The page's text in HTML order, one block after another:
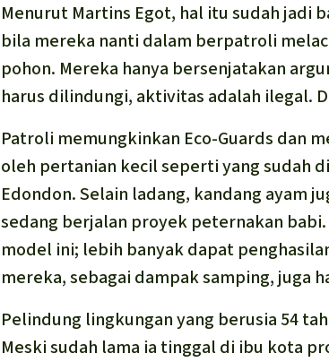
Menurut Martins Egot, hal itu sudah jadi
bila mereka nanti dalam berpatroli
pohon. Mereka hanya bersenjatakan
harus dilindungi, aktivitas adalah ilegal.
Patroli memungkinkan Eco-Guards dan
oleh pertanian kecil seperti yang sudah
Edondon. Selain ladang, kandang ayam
sedang berjalan proyek peternakan
model ini; lebih banyak dapat
mereka, sebagai dampak samping, juga
Pelindung lingkungan yang berusia 54
Meski sudah lama ia tinggal di ibu kota